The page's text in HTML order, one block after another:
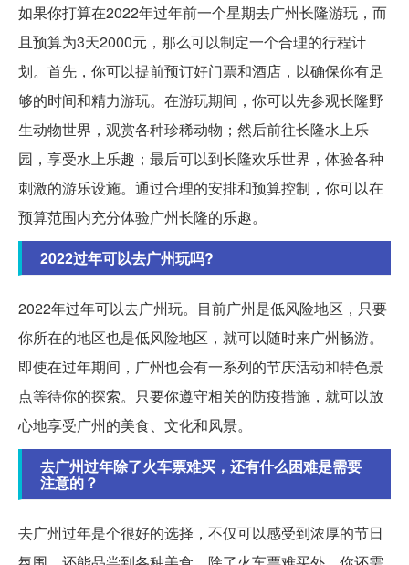
如果你打算在2022年过年前一个星期去广州长隆游玩，而
且预算为3天2000元，那么可以制定一个合理的行程计
划。首先，你可以提前预订好门票和酒店，以确保你有足
够的时间和精力游玩。在游玩期间，你可以先参观长隆野
生动物世界，观赏各种珍稀动物；然后前往长隆水上乐
园，享受水上乐趣；最后可以到长隆欢乐世界，体验各种
刺激的游乐设施。通过合理的安排和预算控制，你可以在
预算范围内充分体验广州长隆的乐趣。
2022过年可以去广州玩吗?
2022年过年可以去广州玩。目前广州是低风险地区，只要
你所在的地区也是低风险地区，就可以随时来广州畅游。
即使在过年期间，广州也会有一系列的节庆活动和特色景
点等待你的探索。只要你遵守相关的防疫措施，就可以放
心地享受广州的美食、文化和风景。
去广州过年除了火车票难买，还有什么困难是需要
注意的？
去广州过年是个很好的选择，不仅可以感受到浓厚的节日